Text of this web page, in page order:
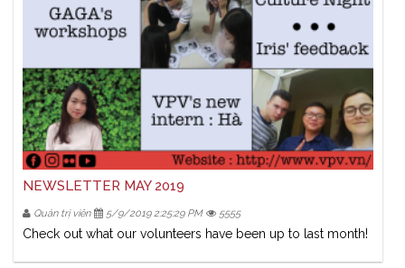
NEWSLETTER MAY 2019
Quản trị viên 5/9/2019 2:25:29 PM 5555
Check out what our volunteers have been up to last month!